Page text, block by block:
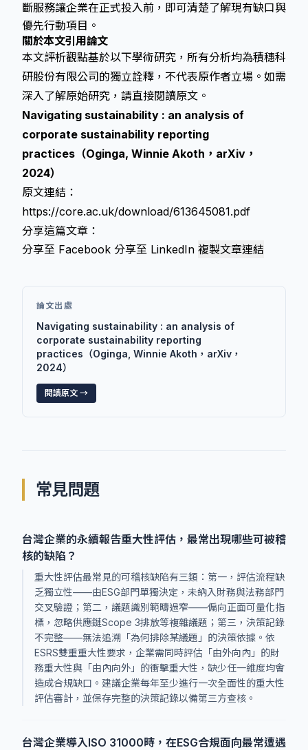
斷服務讓企業在正式投入前，即可清楚了解現有缺口與
優先行動項目。
關於本文引用論文
本文評析觀點基於以下學術研究，所有分析均為積穗科
研股份有限公司的獨立詮釋，不代表原作者立場。如需
深入了解原始研究，請直接閱讀原文。
Navigating sustainability : an analysis of
corporate sustainability reporting
practices（Oginga, Winnie Akoth，arXiv，
2024）
原文連結：
https://core.ac.uk/download/613645081.pdf
分享這篇文章：
分享至 Facebook 分享至 LinkedIn 複製文章連結
論文出處
Navigating sustainability : an analysis of
corporate sustainability reporting
practices（Oginga, Winnie Akoth，arXiv，
2024）
閱讀原文 →
常見問題
台灣企業的永續報告重大性評估，最常出現哪些可被稽
核的缺陷？
重大性評估最常見的可稽核缺陷有三類：第一，評估流程缺
乏獨立性——由ESG部門單獨決定，未納入財務與法務部門
交叉驗證；第二，議題識別範疇過窄——偏向正面可量化指
標，忽略供應鏈Scope 3排放等複雜議題；第三，決策記錄
不完整——無法追溯「為何排除某議題」的決策依據。依
ESRS雙重重大性要求，企業需同時評估「由外向內」的財
務重大性與「由內向外」的衝擊重大性，缺少任一維度均會
造成合規缺口。建議企業每年至少進行一次全面性的重大性
評估審計，並保存完整的決策記錄以備第三方查核。
台灣企業導入ISO 31000時，在ESG合規面向最常遭遇